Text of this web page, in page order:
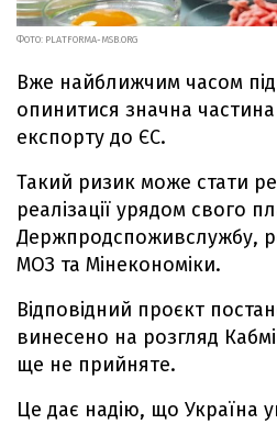
ФОТО: PLATFORMA-MSB.ORG
Вже найближчим часом
опинитися значна
експорту до ЄС.
Такий ризик може стати
реалізації урядом свого
Держпродспоживслужбу,
МОЗ та Мінекономіки.
Відповідний проєкт
винесено на розгляд
ще не прийняте.
Це дає надію, що Україна